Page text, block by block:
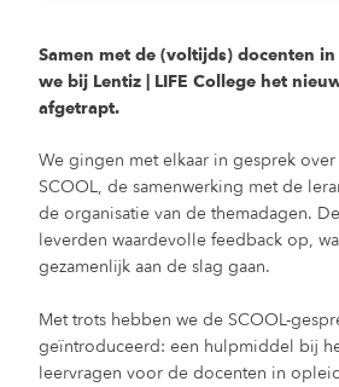
Samen met de (voltijds) docenten
we bij Lentiz | LIFE College het
afgetrapt.
We gingen met elkaar in gesprek
SCOOL, de samenwerking met de
de organisatie van de themadagen.
leverden waardevolle feedback op,
gezamenlijk aan de slag gaan.
Met trots hebben we de SCOOL-
geïntroduceerd: een hulpmiddel bij
leervragen voor de docenten in